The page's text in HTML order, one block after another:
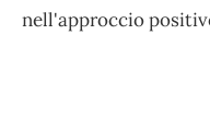
nell'approccio